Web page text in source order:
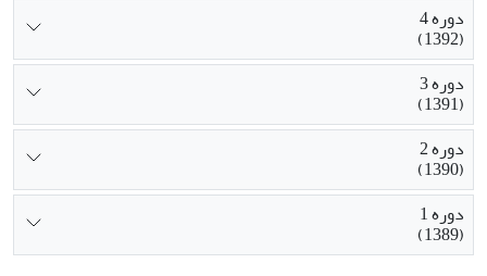
دوره 4
(1392)
دوره 3
(1391)
دوره 2
(1390)
دوره 1
(1389)